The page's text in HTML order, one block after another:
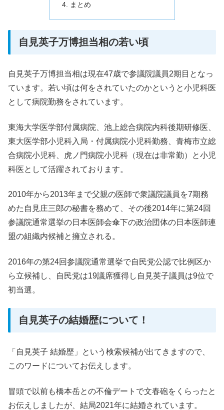
まとめ
自見英子万博担当相の若い頃
自見英子万博担当相は現在47歳で参議院議員2期目となっ
ています。若い頃は何をされていたのかというと小児科医
として病院勤務をされています。
東海大学医学部付属病院、池上総合病院内科後期研修医、
東大医学部小児科入局・付属病院小児科勤務、青梅市立総
合病院小児科、虎ノ門病院小児科（現在は非常勤）と小児
科医として活躍されております。
2010年から2013年まで父親の医師で衆議院議員を7期務
めた自見庄三郎の秘書を務めて、その後2014年に第24回
参議院通常選挙の日本医師会傘下の政治団体の日本医師連
盟の組織内候補と擁立される。
2016年の第24回参議院通常選挙で自民党公認で比例区か
ら立候補し、自民党は19議席獲得し自見英子議員は9位で
初当選。
自見英子の結婚歴について！
「自見英子 結婚歴」という検索候補が出てきますので、
このワードについてお伝えします。
冒頭で以前も橋本岳との不倫デートで文春砲をくらったと
お伝えしましたが、結局2021年に結婚されています。